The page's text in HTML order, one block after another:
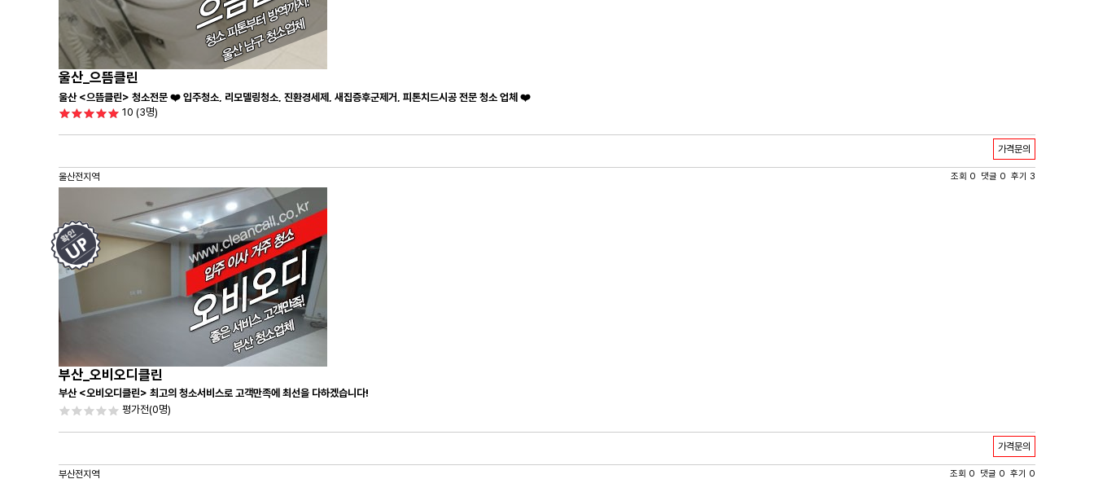
울산_으뜸클린
울산 <으뜸클린> 청소전문 ❤️ 입주청소, 리모델링청소, 진환경세제, 새집증후군제거, 피톤치드시공 전문 청소 업체 ❤️
10 (3명)
가격문의
울산전지역 조회 0 댓글 0 후기 3
부산_오비오디클린
부산 <오비오디클린> 최고의 청소서비스로 고객만족에 최선을 다하겠습니다!
평가전(0명)
가격문의
부산전지역 조회 0 댓글 0 후기 0